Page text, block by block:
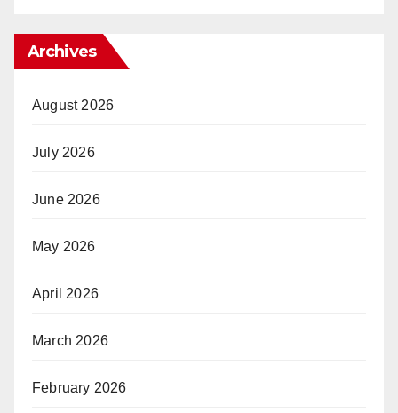
Archives
August 2026
July 2026
June 2026
May 2026
April 2026
March 2026
February 2026